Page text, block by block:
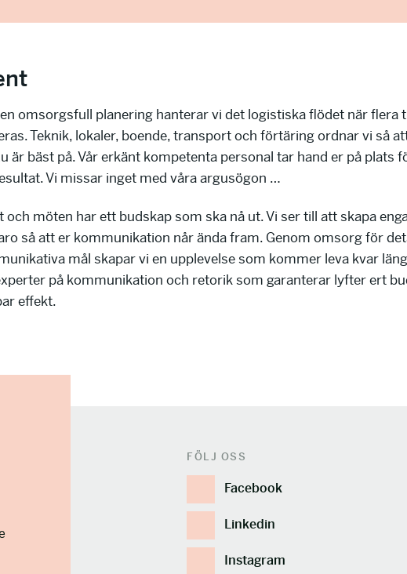
omsorgsfull planering hanterar vi det logistiska flödet när flera
Teknik, lokaler, boende, transport och förtäring ordnar vi så
är bäst på. Vår erkänt kompetenta personal tar hand er på plats
Vi missar inget med våra argusögon …
och möten har ett budskap som ska nå ut. Vi ser till att skapa
så att er kommunikation når ända fram. Genom omsorg för
mål skapar vi en upplevelse som kommer leva kvar
på kommunikation och retorik som garanterar lyfter ert
effekt.
FÖLJ OSS
Facebook
Linkedin
Instagram